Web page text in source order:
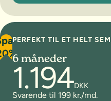
PERFEKT TIL ET HELT
6 måneder
1.194DKK
Svarende til 199 kr./md.